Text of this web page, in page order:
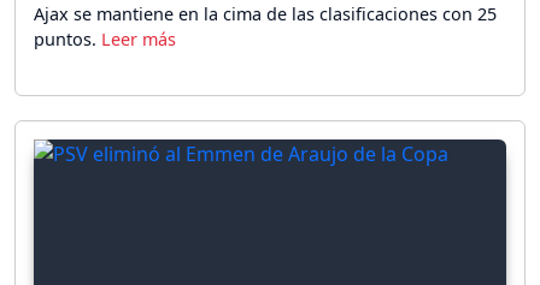
Ajax se mantiene en la cima de las clasificaciones con 25
puntos.